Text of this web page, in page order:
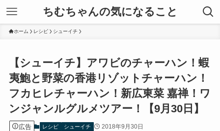
ちむちゃんの気になること
ホーム レシピ シューイチ
【シューイチ】アワビのチャーハン！蝦
夷鮑と野菜の香港リゾットチャーハン！
フカヒレチャーハン！新広東菜 嘉禅！ワ
ンジャンルグルメツアー！【9月30日】
広告 レシピ シューイチ 2018年9月30日